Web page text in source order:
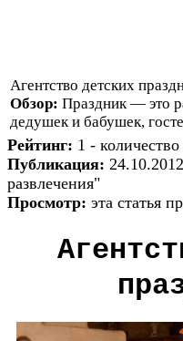
Агентство детских
Обзор: Праздник — это
дедушек и бабушек,
Рейтинг: 1 -
Публикация:
развлечения"
Просмотр: эта статья